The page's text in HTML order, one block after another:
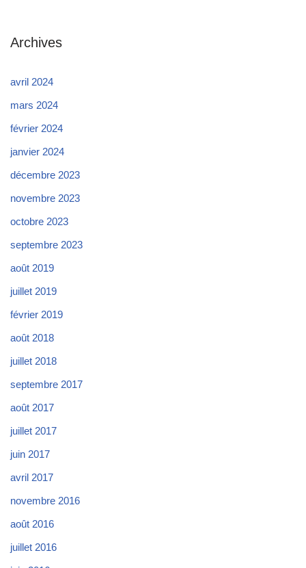
Archives
avril 2024
mars 2024
février 2024
janvier 2024
décembre 2023
novembre 2023
octobre 2023
septembre 2023
août 2019
juillet 2019
février 2019
août 2018
juillet 2018
septembre 2017
août 2017
juillet 2017
juin 2017
avril 2017
novembre 2016
août 2016
juillet 2016